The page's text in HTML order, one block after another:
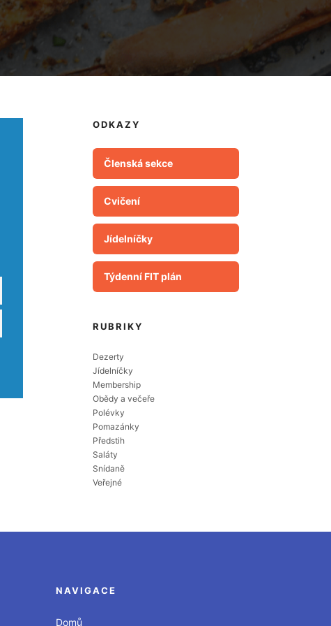
ODKAZY
Členská sekce
Cvičení
Jídelníčky
Týdenní FIT plán
RUBRIKY
Dezerty
Jídelníčky
Membership
Obědy a večeře
Polévky
Pomazánky
Předstih
Saláty
Snídaně
Veřejné
NAVIGACE
Domů